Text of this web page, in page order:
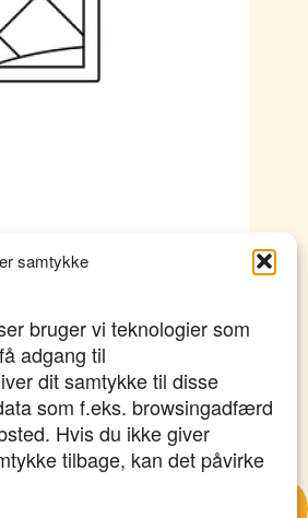
samtykke
bruger vi teknologier som
adgang til
dit samtykke til disse
som f.eks. browsingadfærd
Hvis du ikke giver
tilbage, kan det påvirke